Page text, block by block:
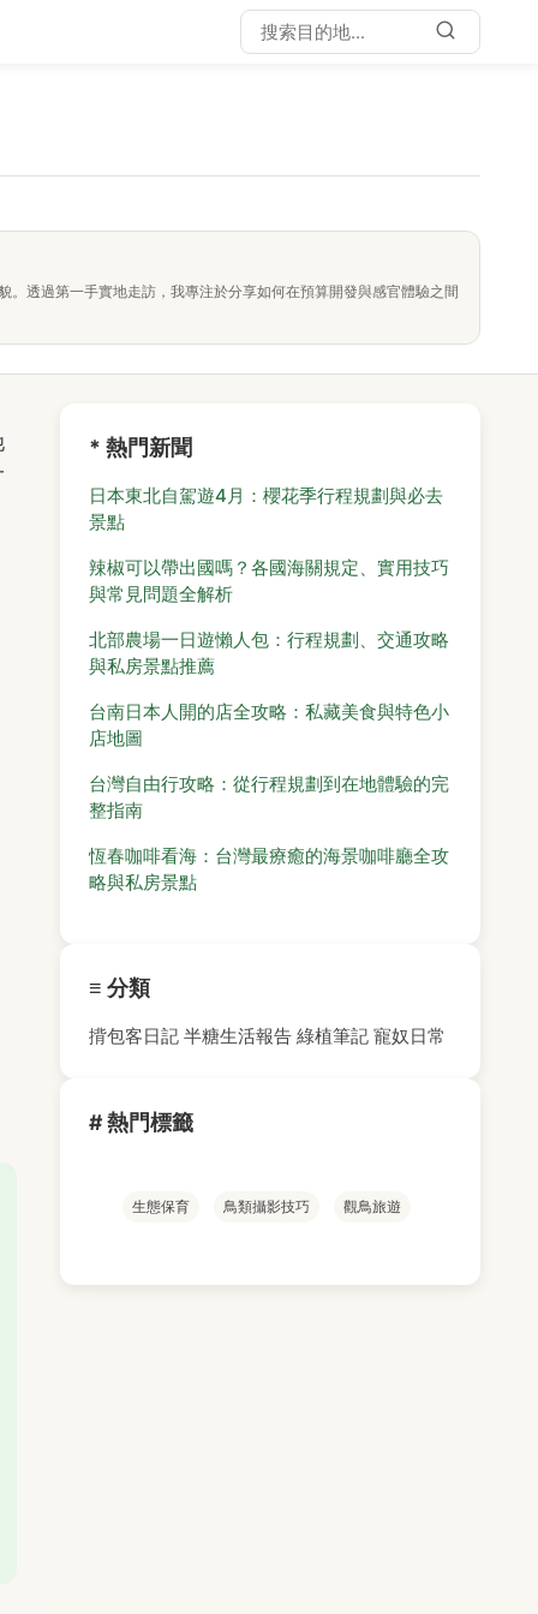
透過第一手實地走訪，我專注於分享如何在預算開發與感官體驗之間
* 熱門新聞
日本東北自駕遊4月：櫻花季行程規劃與必去
景點
辣椒可以帶出國嗎？各國海關規定、實用技巧
與常見問題全解析
北部農場一日遊懶人包：行程規劃、交通攻略
與私房景點推薦
台南日本人開的店全攻略：私藏美食與特色小
店地圖
台灣自由行攻略：從行程規劃到在地體驗的完
整指南
恆春咖啡看海：台灣最療癒的海景咖啡廳全攻
略與私房景點
≡ 分類
揹包客日記 半糖生活報告 綠植筆記 寵奴日常
# 熱門標籤
生態保育 鳥類攝影技巧 觀鳥旅遊